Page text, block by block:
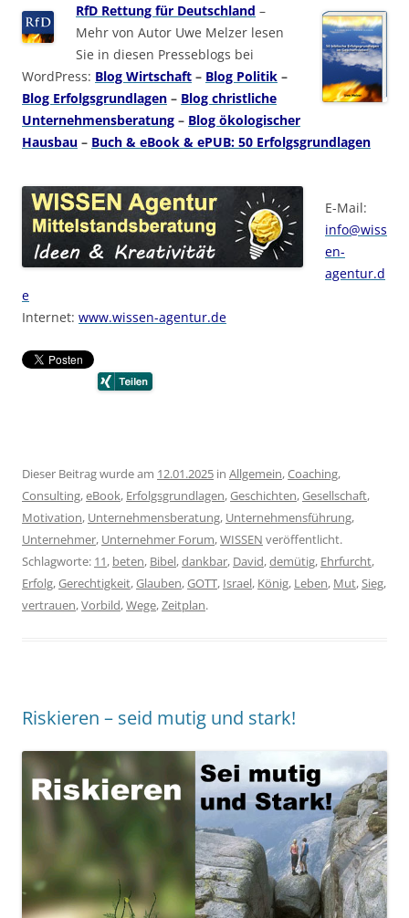
RfD Rettung für Deutschland –
Mehr von Autor Uwe Melzer lesen
Sie in diesen Presseblogs bei
WordPress: Blog Wirtschaft – Blog Politik –
Blog Erfolgsgrundlagen – Blog christliche
Unternehmensberatung – Blog ökologischer
Hausbau – Buch & eBook & ePUB: 50 Erfolgsgrundlagen
E-Mail:
info@wiss
en-
agentur.d
e
Internet: www.wissen-agentur.de
Dieser Beitrag wurde am 12.01.2025 in Allgemein,Coaching,
Consulting,eBook, Erfolgsgrundlagen,Geschichten,Gesellschaft,
Motivation, Unternehmensberatung, Unternehmensführung,
Unternehmer, Unternehmer Forum,WISSEN veröffentlicht.
Schlagworte: 11, beten, Bibel,dankbar, David,demütig, Ehrfurcht,
Erfolg,Gerechtigkeit,Glauben,GOTT, Israel, König, Leben, Mut,Sieg,
vertrauen,Vorbild,Wege,Zeitplan.
Riskieren – seid mutig und stark!